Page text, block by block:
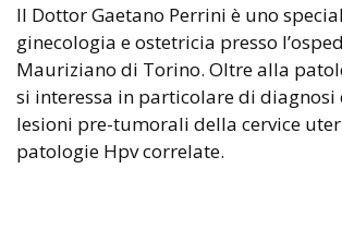
Il Dottor Gaetano Perrini è uno
ginecologia e ostetricia presso
Mauriziano di Torino. Oltre alla
si interessa in particolare di diagnosi
lesioni pre-tumorali della cervice
patologie Hpv correlate.